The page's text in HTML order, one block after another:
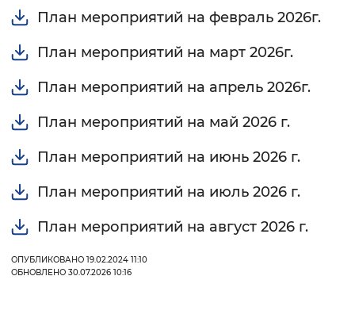
План мероприятий на февраль 2026г.
План мероприятий на март 2026г.
План мероприятий на апрель 2026г.
План мероприятий на май 2026 г.
План мероприятий на июнь 2026 г.
План мероприятий на июль 2026 г.
План мероприятий на август 2026 г.
ОПУБЛИКОВАНО 19.02.2024 11:10
ОБНОВЛЕНО 30.07.2026 10:16